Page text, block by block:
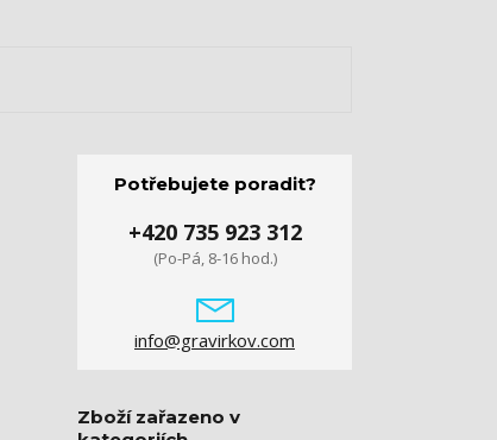
Potřebujete poradit?
+420 735 923 312
(Po-Pá, 8-16 hod.)
info@gravirkov.com
Zboží zařazeno v